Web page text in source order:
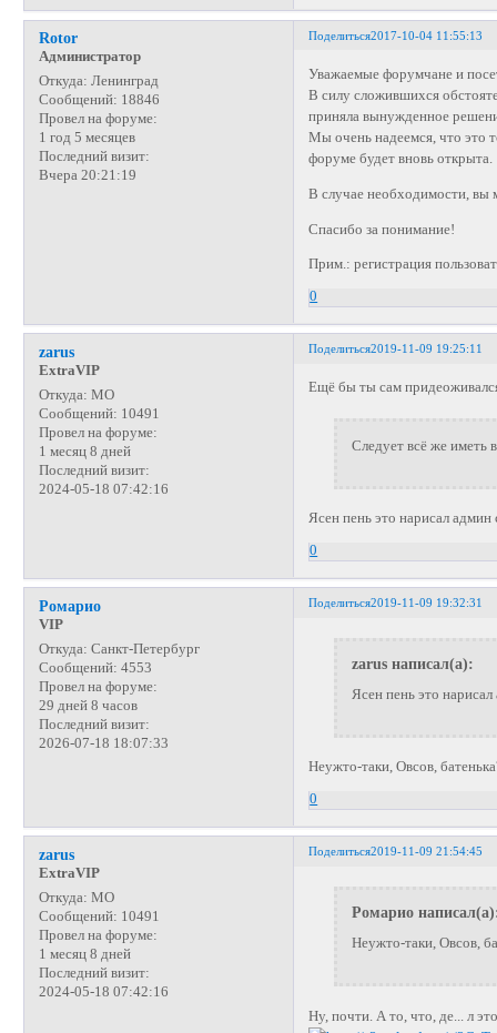
Поделиться2017-10-04 11:55:13
Rotor
Администратор
Откуда: Ленинград
Сообщений: 18846
Провел на форуме:
1 год 5 месяцев
Последний визит:
Вчера 20:21:19
Уважаемые форумчане и
В силу сложившихся
приняла вынужденное
Мы очень надеемся, что это
форуме будет вновь открыта.
В случае необходимости, вы
Спасибо за понимание!
Прим.: регистрация
0
Поделиться2019-11-09 19:25:11
zarus
ExtraVIP
Откуда: МО
Сообщений: 10491
Провел на форуме:
1 месяц 8 дней
Последний визит:
2024-05-18 07:42:16
Ещё бы ты сам
Следует всё же иметь
Ясен пень это нарисал
0
Поделиться2019-11-09 19:32:31
Ромарио
VIP
Откуда: Санкт-Петербург
Сообщений: 4553
Провел на форуме:
29 дней 8 часов
Последний визит:
2026-07-18 18:07:33
zarus написал(а):
Ясен пень это
Неужто-таки, Овсов,
0
Поделиться2019-11-09 21:54:45
zarus
ExtraVIP
Откуда: МО
Сообщений: 10491
Провел на форуме:
1 месяц 8 дней
Последний визит:
2024-05-18 07:42:16
Ромарио
Неужто-таки, Овсов,
Ну, почти. А то, что, де... л